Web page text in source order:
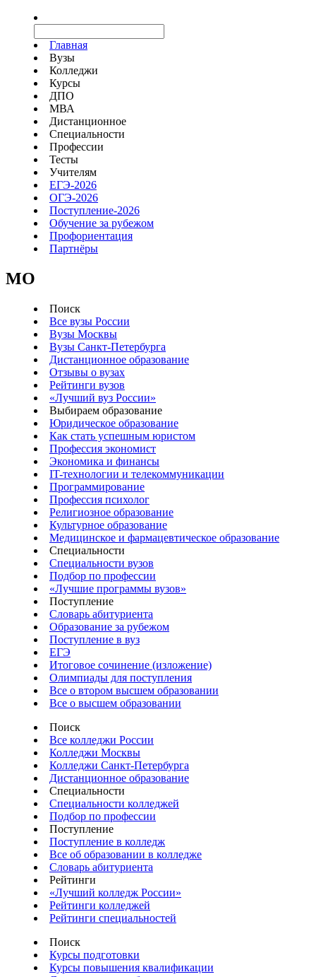
Главная
Вузы
Колледжи
Курсы
ДПО
МВА
Дистанционное
Специальности
Профессии
Тесты
Учителям
ЕГЭ-2026
ОГЭ-2026
Поступление-2026
Обучение за рубежом
Профориентация
Партнёры
MO
Поиск
Все вузы России
Вузы Москвы
Вузы Санкт-Петербурга
Дистанционное образование
Отзывы о вузах
Рейтинги вузов
«Лучший вуз России»
Выбираем образование
Юридическое образование
Как стать успешным юристом
Профессия экономист
Экономика и финансы
IT-технологии и телекоммуникации
Программирование
Профессия психолог
Религиозное образование
Культурное образование
Медицинское и фармацевтическое образование
Специальности
Специальности вузов
Подбор по профессии
«Лучшие программы вузов»
Поступление
Словарь абитуриента
Образование за рубежом
Поступление в вуз
ЕГЭ
Итоговое сочинение (изложение)
Олимпиады для поступления
Все о втором высшем образовании
Все о высшем образовании
Поиск
Все колледжи России
Колледжи Москвы
Колледжи Санкт-Петербурга
Дистанционное образование
Специальности
Специальности колледжей
Подбор по профессии
Поступление
Поступление в колледж
Все об образовании в колледже
Словарь абитуриента
Рейтинги
«Лучший колледж России»
Рейтинги колледжей
Рейтинги специальностей
Поиск
Курсы подготовки
Курсы повышения квалификации